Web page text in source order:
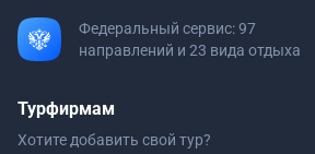
Федеральный сервис: 97
направлений и 23 вида отдыха
Турфирмам
Хотите добавить свой тур?